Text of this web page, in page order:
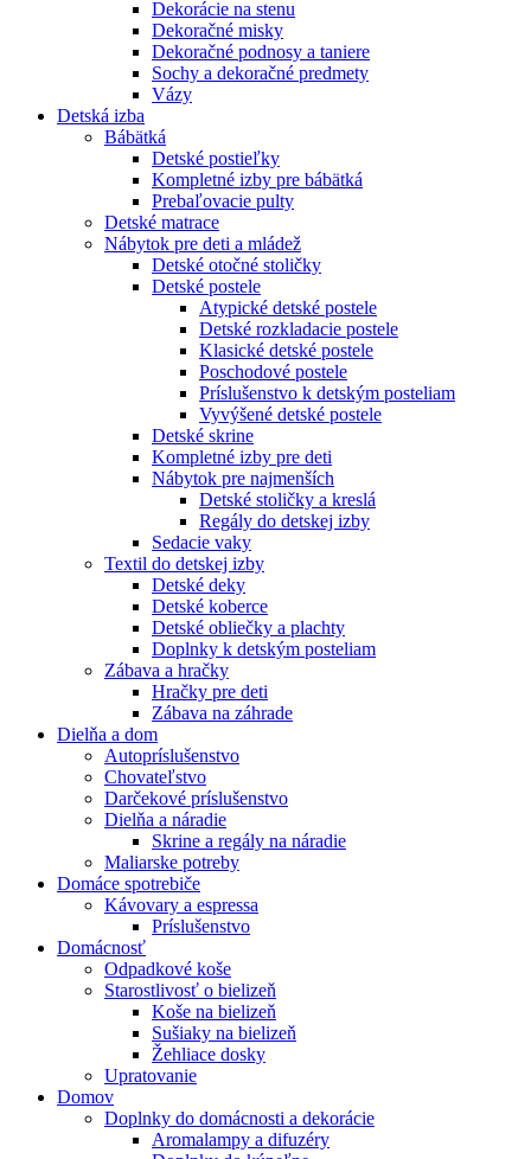
Dekorácie na stenu
Dekoračné misky
Dekoračné podnosy a taniere
Sochy a dekoračné predmety
Vázy
Detská izba
Bábätká
Detské postieľky
Kompletné izby pre bábätká
Prebaľovacie pulty
Detské matrace
Nábytok pre deti a mládež
Detské otočné stoličky
Detské postele
Atypické detské postele
Detské rozkladacie postele
Klasické detské postele
Poschodové postele
Príslušenstvo k detským posteliam
Vyvýšené detské postele
Detské skrine
Kompletné izby pre deti
Nábytok pre najmenších
Detské stoličky a kreslá
Regály do detskej izby
Sedacie vaky
Textil do detskej izby
Detské deky
Detské koberce
Detské obliečky a plachty
Doplnky k detským posteliam
Zábava a hračky
Hračky pre deti
Zábava na záhrade
Dielňa a dom
Autopríslušenstvo
Chovateľstvo
Darčekové príslušenstvo
Dielňa a náradie
Skrine a regály na náradie
Maliarske potreby
Domáce spotrebiče
Kávovary a espressa
Príslušenstvo
Domácnosť
Odpadkové koše
Starostlivosť o bielizeň
Koše na bielizeň
Sušiaky na bielizeň
Žehliace dosky
Upratovanie
Domov
Doplnky do domácnosti a dekorácie
Aromalampy a difuzéry